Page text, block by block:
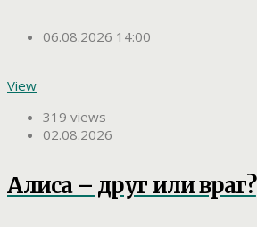
06.08.2026 14:00
View
319 views
02.08.2026
Алиса – друг или враг?